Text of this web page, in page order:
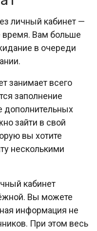
личный кабинет —
время. Вам больше
в очереди
занимает всего
заполнение
дополнительных
зайти в свой
вы хотите
несколькими
кабинет
Вы можете
информация не
При этом весь